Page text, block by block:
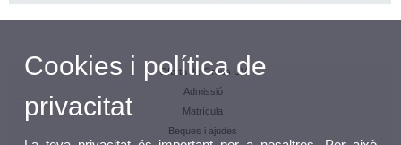
Oferta de Graus UV
Admissió
Matrícula
Beques i ajudes
Cookies i política de
privacitat